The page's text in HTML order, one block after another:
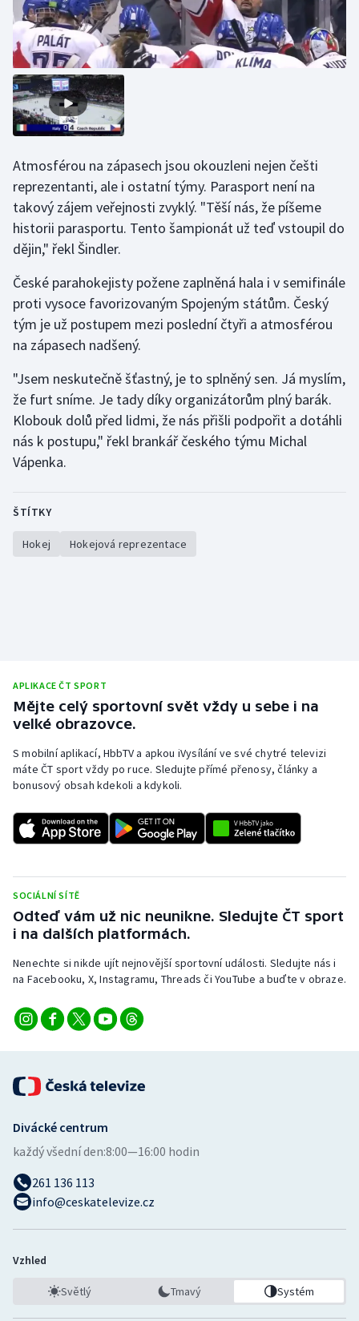
Plážový volejbal
Ragby
Rychlobruslení
Rychlostní kanoistika
Short track
Sportovní střelba
Stolní tenis
Triatlon
Veslování
Vodní slalom
Volejbal
Ostatní
Atmosférou na zápasech jsou okouzleni nejen češti
reprezentanti, ale i ostatní týmy. Parasport není na
takový zájem veřejnosti zvyklý. "Těší nás, že píšeme
historii parasportu. Tento šampionát už teď vstoupil do
dějin," řekl Šindler.
České parahokejisty požene zaplněná hala i v semifinále
proti vysoce favorizovaným Spojeným státům. Český
tým je už postupem mezi poslední čtyři a atmosférou
na zápasech nadšený.
"Jsem neskutečně šťastný, je to splněný sen. Já myslím,
že furt sníme. Je tady díky organizátorům plný barák.
Klobouk dolů před lidmi, že nás přišli podpořit a dotáhli
nás k postupu," řekl brankář českého týmu Michal
Vápenka.
ŠTÍTKY
Hokej Hokejová reprezentace
APLIKACE ČT SPORT
Mějte celý sportovní svět vždy u sebe i na
velké obrazovce.
S mobilní aplikací, HbbTV a apkou iVysílání ve své chytré televizi
máte ČT sport vždy po ruce. Sledujte přímé přenosy, články a
bonusový obsah kdekoli a kdykoli.
SOCIÁLNÍ SÍTĚ
Odteď vám už nic neunikne. Sledujte ČT sport
i na dalších platformách.
Nenechte si nikde ujít nejnovější sportovní události. Sledujte nás i
na Facebooku, X, Instagramu, Threads či YouTube a buďte v obraze.
Divácké centrum
každý všední den:8:00—16:00 hodin
261 136 113
info@ceskatelevize.cz
Vzhled
Světlý Tmavý Systém